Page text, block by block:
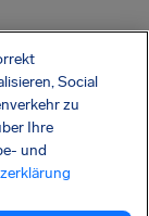
Social
zu
Ihre
und